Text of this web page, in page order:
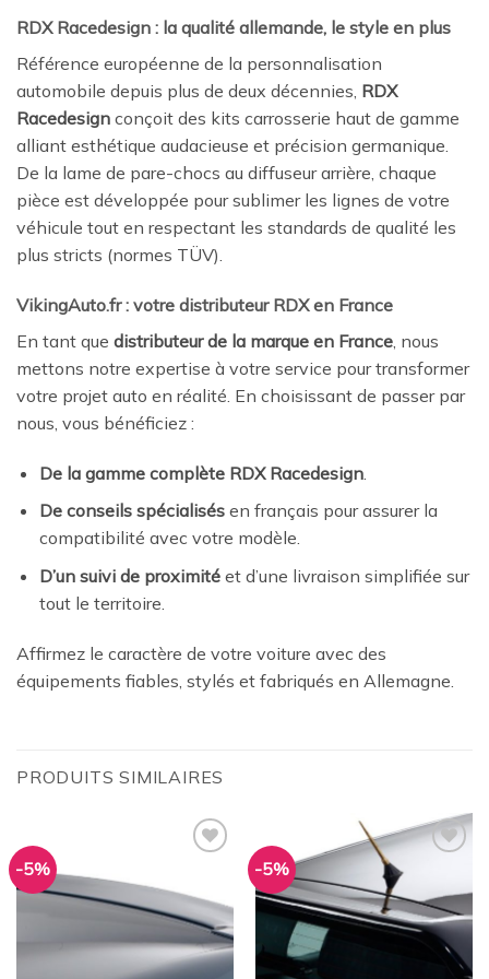
RDX Racedesign : la qualité allemande, le style en plus
Référence européenne de la personnalisation
automobile depuis plus de deux décennies, RDX
Racedesign conçoit des kits carrosserie haut de gamme
alliant esthétique audacieuse et précision germanique.
De la lame de pare-chocs au diffuseur arrière, chaque
pièce est développée pour sublimer les lignes de votre
véhicule tout en respectant les standards de qualité les
plus stricts (normes TÜV).
VikingAuto.fr : votre distributeur RDX en France
En tant que distributeur de la marque en France , nous
mettons notre expertise à votre service pour transformer
votre projet auto en réalité. En choisissant de passer par
nous, vous bénéficiez :
De la gamme complète RDX Racedesign.
De conseils spécialisésen français pour assurer la
compatibilité avec votre modèle.
D’un suivi de proximitéet d’une livraison simplifiée sur
tout le territoire.
Affirmez le caractère de votre voiture avec des
équipements fiables, stylés et fabriqués en Allemagne.
PRODUITS SIMILAIRES
-5%
wishlist
-5%
wishlist